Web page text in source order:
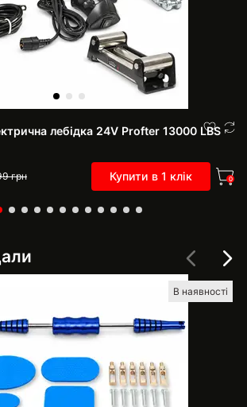
лебідка 24V Profter 13000 LBS
грн Купити в 1 клік 0
В наявності